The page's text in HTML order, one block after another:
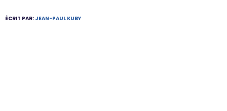
ÉCRIT PAR: JEAN-PAUL KUBY